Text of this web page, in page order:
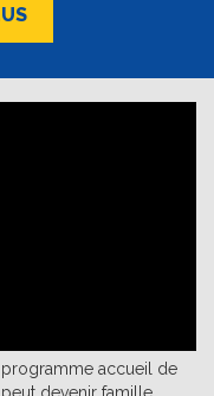
accueil de